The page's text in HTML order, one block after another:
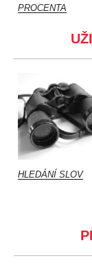
PROCENTA
HLEDÁNÍ SLOV